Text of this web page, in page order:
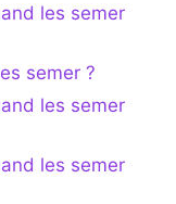
les semer
semer ?
les semer
les semer